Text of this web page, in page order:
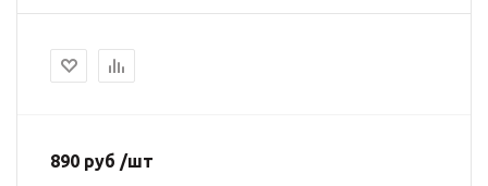
890 руб /шт